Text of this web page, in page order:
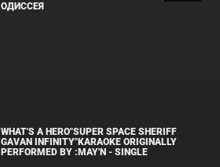
ОДИССЕЯ
WHAT'S A HERO"SUPER SPACE SHERIFF
GAVAN INFINITY"KARAOKE ORIGINALLY
PERFORMED BY :MAY'N - SINGLE